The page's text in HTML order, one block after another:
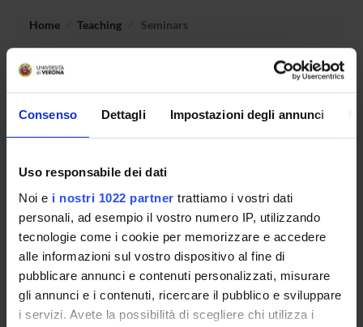
Consenso Dettagli Impostazioni degli annunci
Uso responsabile dei dati
Noi e i nostri 1022 partner trattiamo i vostri dati
personali, ad esempio il vostro numero IP, utilizzando
tecnologie come i cookie per memorizzare e accedere
alle informazioni sul vostro dispositivo al fine di
pubblicare annunci e contenuti personalizzati, misurare
gli annunci e i contenuti, ricercare il pubblico e sviluppare
i servizi. Avete la possibilità di scegliere chi utilizza i
Home Teaching Seminars
No recent seminar found relating to teaching Subject
requirements: logical and argumentative skills.
COURSES
PHD PROGRAMMES AND POSTGRADUATE
TRAINING
Contacts
People